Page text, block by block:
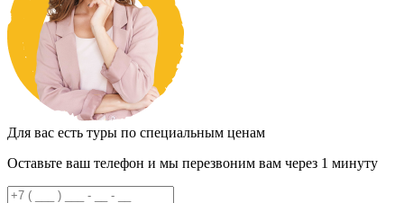
Для вас есть туры по специальным ценам
Оставьте ваш телефон и мы перезвоним вам через 1 минуту